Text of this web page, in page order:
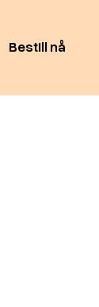
Bestill nå